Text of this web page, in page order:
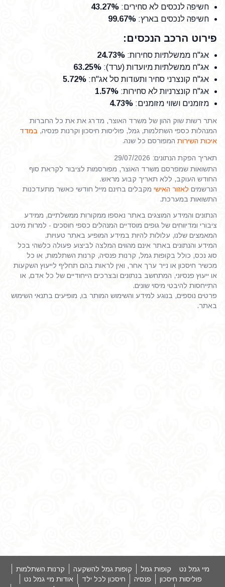
חשיפה לנכסים לא סחירים:
43.27%
חשיפה לנכסים בארץ:
99.67%
פירוט הרכב הנכסים:
אג"ח ממשלתיות סחירות:
24.73%
אג"ח ממשלתיות מיועדות (ערד):
63.25%
אג"ח קונצרני סחיר ותעודות סל אג"ח:
5.72%
אג"ח קונצרניות לא סחירות:
1.57%
מזומנים ושווי מזומנים:
4.73%
אתר רשות שוק ההון של משרד האוצר, מדרג את את כל החברות
המנהלות כספי השתלמות, גמל, פוליסות חיסכון וקרנות פנסיה, במדד
איכות השירות המפורסם כל שנה.
תאריך הפקת הנתונים: 29/07/2026
התשואות שמפרסם משרד האוצר, מפורסמות לציבור לקראת סוף
החודש העוקב, ללא תאריך קבוע מראש.
הנרשמים לאזור האישי מקבלים בחינם מייל חודשי כאשר מתעדכנות
התשואות במערכת.
הנתונים והמידע המוצגים באתר נאספו ממקורות ממשלתיים, ממידע
ציבורי ומדיווחים של גופים מוסדיים המנהלים כספי חוסכים - למרות מיטב
המאמצים שלנו, עלולות להיות במידע המופיע באתר טעויות.
המידע והנתונים באתר אינם מהווים המלצה לביצוע פעולה כלשהי בכל
סוג נכס, כולל בקופות גמל, קרנות פנסיה, קרנות השתלמות, או כל
מכשיר חיסכון או נייר ערך אחר, ואין לראות בהם תחליף לייעוץ השקעות
או ייעוץ פנסיוני, המתחשב בנתונים ובצרכים הייחודיים של כל אדם, או
התייחסות להיבטי מיסוי שונים.
פרטים נוספים, בנוגע למידע והשימוש המותר בו, מופיעים בתנאי השימוש
באתר.
מיי גמל נט קופות גמל קופות גמל להשקעה
קרנות השתלמות
פוליסות חיסכון
פנסיה חיסכון לכל ילד
אודות מיי גמל נט